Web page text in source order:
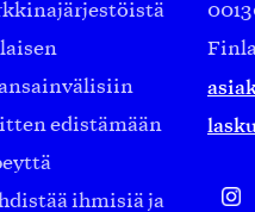
edistämään
ihmisiä ja